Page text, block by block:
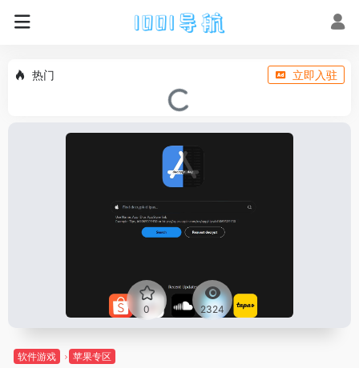
热门 立即入驻
0 2324
软件游戏 苹果专区